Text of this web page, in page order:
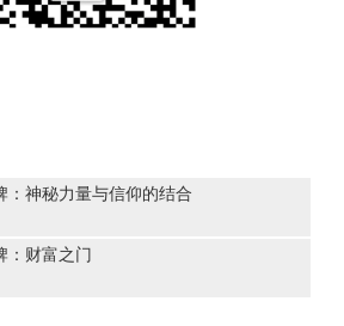
：神秘力量与信仰的结合
：财富之门